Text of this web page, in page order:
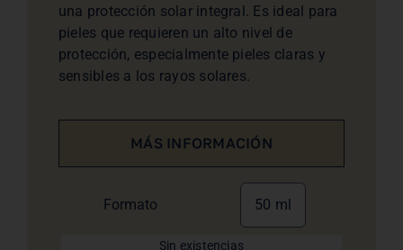
una protección solar integral. Es ideal para
pieles que requieren un alto nivel de
protección, especialmente pieles claras y
sensibles a los rayos solares.
MÁS INFORMACIÓN
Formato 50 ml
Sin existencias